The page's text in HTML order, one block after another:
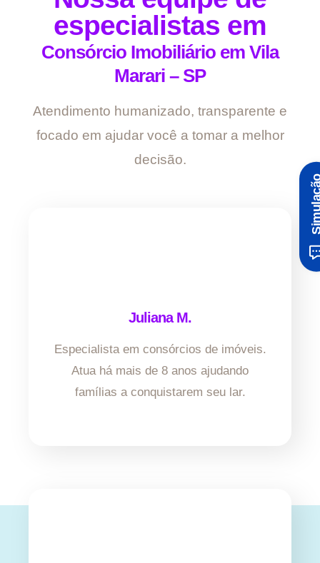
especialistas em
Consórcio Imobiliário em Vila
Marari – SP
Atendimento humanizado, transparente e
focado em ajudar você a tomar a melhor
decisão.
Juliana M.
Especialista em consórcios de imóveis.
Atua há mais de 8 anos ajudando
famílias a conquistarem seu lar.